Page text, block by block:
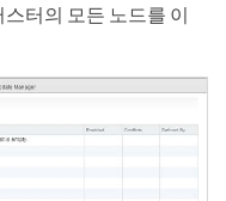
터의 모든 노드를 이